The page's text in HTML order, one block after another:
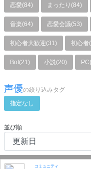
恋愛(84) まったり(84)
音楽(64) 恋愛会議(53)
初心者大歓迎(31) 初心者
Bot(21) 小説(20)
声優の絞り込みタグ
指定なし
並び順
コミュニティ